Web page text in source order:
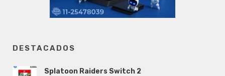
DESTACADOS
Splatoon Raiders Switch 2